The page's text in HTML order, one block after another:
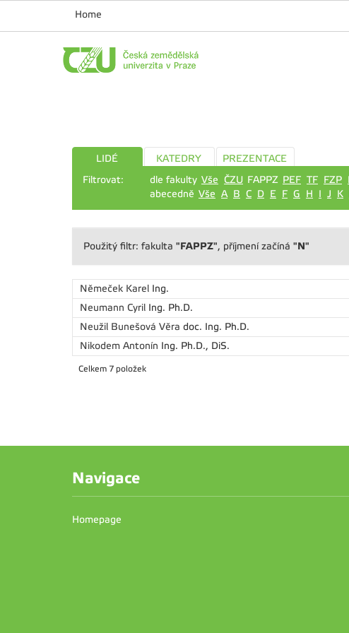
Home
LIDÉ KATEDRY
PREZENTACE
Filtrovat:
dle fakulty Vše ČZU FAPPZ PEF TF FZP
abecedně Vše A B C D E F G H I J K
Použitý filtr: fakulta "FAPPZ", příjmení začíná "N"
Němeček Karel Ing.
Neumann Cyril Ing. Ph.D.
Neužil Bunešová Věra doc. Ing. Ph.D.
Nikodem Antonín Ing. Ph.D., DiS.
Celkem 7 položek
Navigace
Homepage